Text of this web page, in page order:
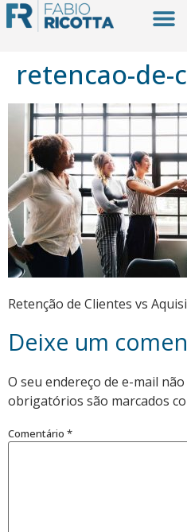
retencao-de-
Retenção de Clientes vs
Deixe um
O seu endereço de e-mail
obrigatórios são marcados
Comentário *